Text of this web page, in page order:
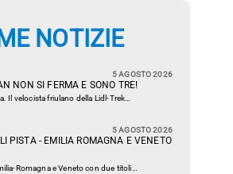
NOTIZIE
5 AGOSTO 2026
NON SI FERMA E SONO TRE!
Il velocista friulano della Lidl-Trek…
5 AGOSTO 2026
PISTA - EMILIA ROMAGNA E VENETO
Romagna e Veneto con due titoli…